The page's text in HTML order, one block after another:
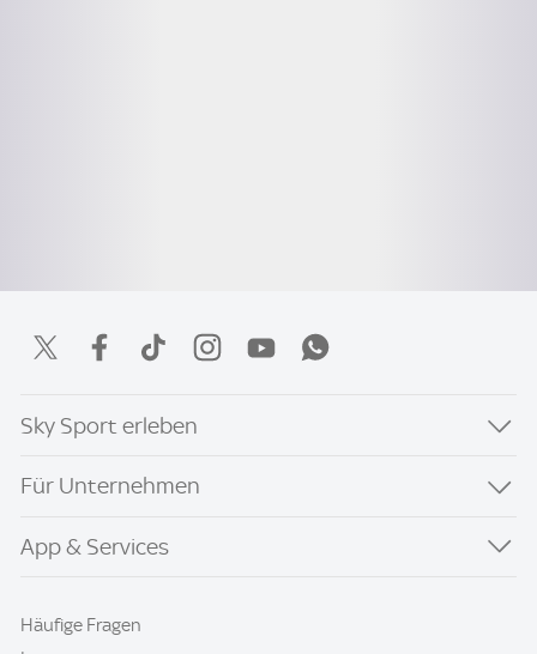
Sky Sport erleben
Für Unternehmen
App & Services
Häufige Fragen